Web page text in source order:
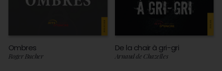
Ombres
Roger Bucher
De la chair à gri-gri
Arnaud de Chazelles